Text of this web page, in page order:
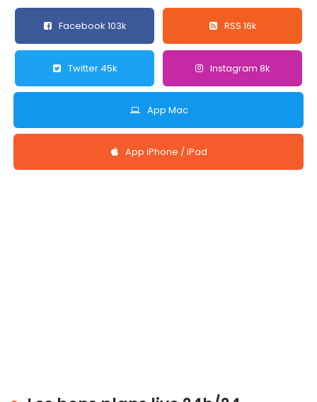
Facebook 103k RSS 16k
Twitter 45k Instagram 8k
App Mac
App iPhone / iPad